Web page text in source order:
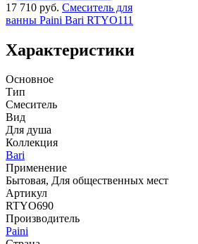
17 710 руб. Смеситель для
ванны Paini Bari RTYO111
Характеристики
Основное
Тип
Смеситель
Вид
Для душа
Коллекция
Bari
Применение
Бытовая, Для общественных мест
Артикул
RTYO690
Производитель
Paini